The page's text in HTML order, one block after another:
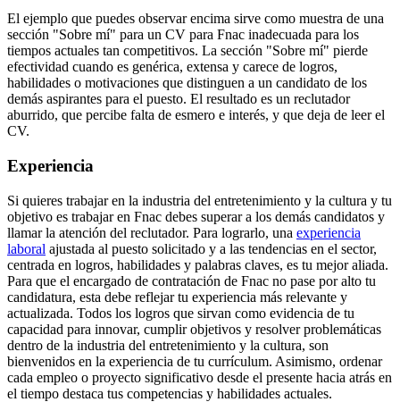
El ejemplo que puedes observar encima sirve como muestra de una
sección "Sobre mí" para un CV para Fnac inadecuada para los
tiempos actuales tan competitivos. La sección "Sobre mí" pierde
efectividad cuando es genérica, extensa y carece de logros,
habilidades o motivaciones que distinguen a un candidato de los
demás aspirantes para el puesto. El resultado es un reclutador
aburrido, que percibe falta de esmero e interés, y que deja de leer el
CV.
Experiencia
Si quieres trabajar en la industria del entretenimiento y la cultura y tu
objetivo es trabajar en Fnac debes superar a los demás candidatos y
llamar la atención del reclutador. Para lograrlo, una experiencia
laboral ajustada al puesto solicitado y a las tendencias en el sector,
centrada en logros, habilidades y palabras claves, es tu mejor aliada.
Para que el encargado de contratación de Fnac no pase por alto tu
candidatura, esta debe reflejar tu experiencia más relevante y
actualizada. Todos los logros que sirvan como evidencia de tu
capacidad para innovar, cumplir objetivos y resolver problemáticas
dentro de la industria del entretenimiento y la cultura, son
bienvenidos en la experiencia de tu currículum. Asimismo, ordenar
cada empleo o proyecto significativo desde el presente hacia atrás en
el tiempo destaca tus competencias y habilidades actuales.